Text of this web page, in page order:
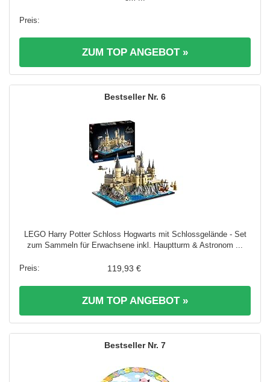
ZUM TOP ANGEBOT »
6
LEGO Harry Potter Schloss Hogwarts mit Schlossgelände - Set
zum Sammeln für Erwachsene inkl. Hauptturm & Astronom ...
119,93 €
ZUM TOP ANGEBOT »
7